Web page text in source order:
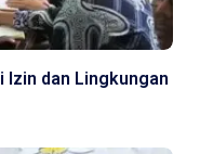
Izin dan Lingkungan